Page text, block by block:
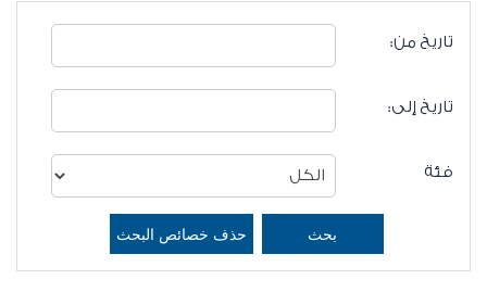
تاريخ من:
تاريخ إلى:
فئة